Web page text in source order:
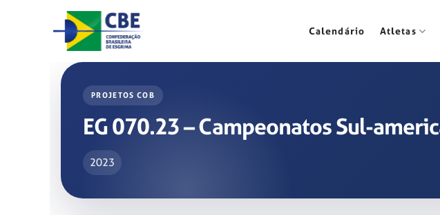
Calendário Atletas
PROJETOS COB
EG 070.23 – Campeonatos Sul-
2023